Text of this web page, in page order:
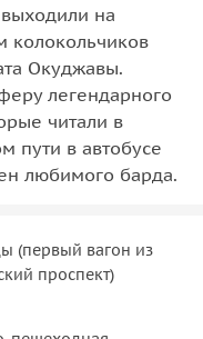
на
колокольчиков
Окуджавы.
легендарного
читали в
пути в автобусе
любимого барда.
(первый вагон из
проспект)